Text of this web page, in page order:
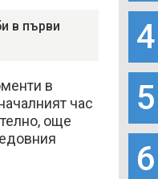
в първи
в
час
още
4
5
6